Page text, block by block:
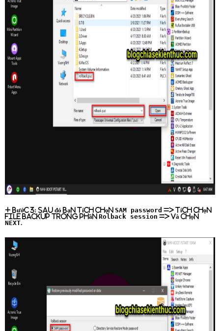
+ Bước 3: Sau đó bạn tích chọn SAM password => tích chọn
file backup trong phần Rolback session => và chọn
NEXT.